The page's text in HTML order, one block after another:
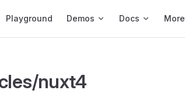
Playground Demos Docs More
nuxt4